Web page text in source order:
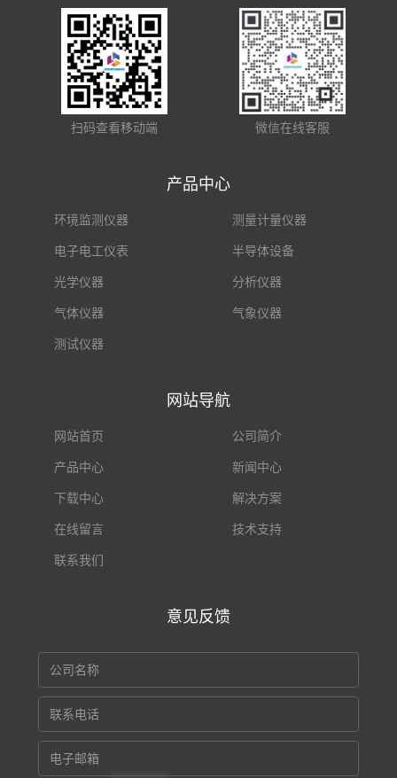
扫码查看移动端 微信在线客服
产品中心
环境监测仪器 测量计量仪器
电子电工仪表 半导体设备
光学仪器 分析仪器
气体仪器 气象仪器
测试仪器
网站导航
网站首页 公司简介
产品中心 新闻中心
下载中心 解决方案
在线留言 技术支持
联系我们
意见反馈